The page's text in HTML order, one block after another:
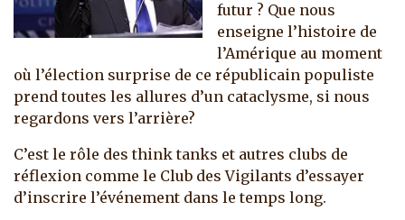
futur ? Que nous
enseigne l’histoire de
l’Amérique au moment
où l’élection surprise de ce républicain populiste
prend toutes les allures d’un cataclysme, si nous
regardons vers l’arrière?
C’est le rôle des think tanks et autres clubs de
réflexion comme le Club des Vigilants d’essayer
d’inscrire l’événement dans le temps long.